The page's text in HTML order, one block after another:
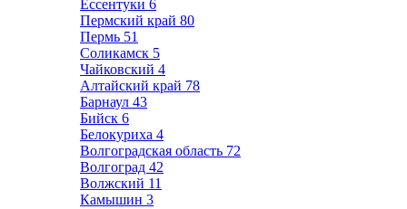
Ессентуки 6
Пермский край 80
Пермь 51
Соликамск 5
Чайковский 4
Алтайский край 78
Барнаул 43
Бийск 6
Белокуриха 4
Волгоградская область 72
Волгоград 42
Волжский 11
Камышин 3